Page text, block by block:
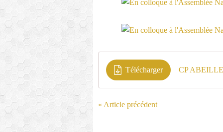
Télécharger CP
« Article précédent